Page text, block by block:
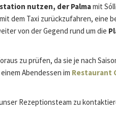
nutzen, der Palmamit
dem Taxi zurückzufahren, eine
von der Gegend rund um die
zu prüfen, da sie je nach
Abendessen im Restaurant
Rezeptionsteam zu